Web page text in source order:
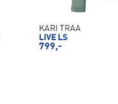
KARI TRAA
LIVE LS
799,-